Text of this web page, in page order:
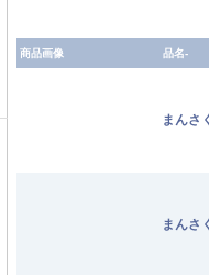
商品画像 品名-
まん
まん